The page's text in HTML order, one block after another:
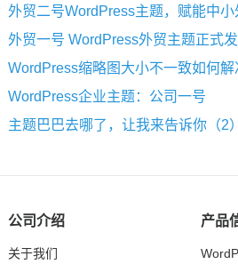
外贸二号WordPress主题，赋能中
外贸一号 WordPress外贸主题正式
WordPress缩略图大小不一致如何解
WordPress企业主题：公司一号
主题巴巴去哪了，让我来告诉你（2）
公司介绍
关于我们
产品